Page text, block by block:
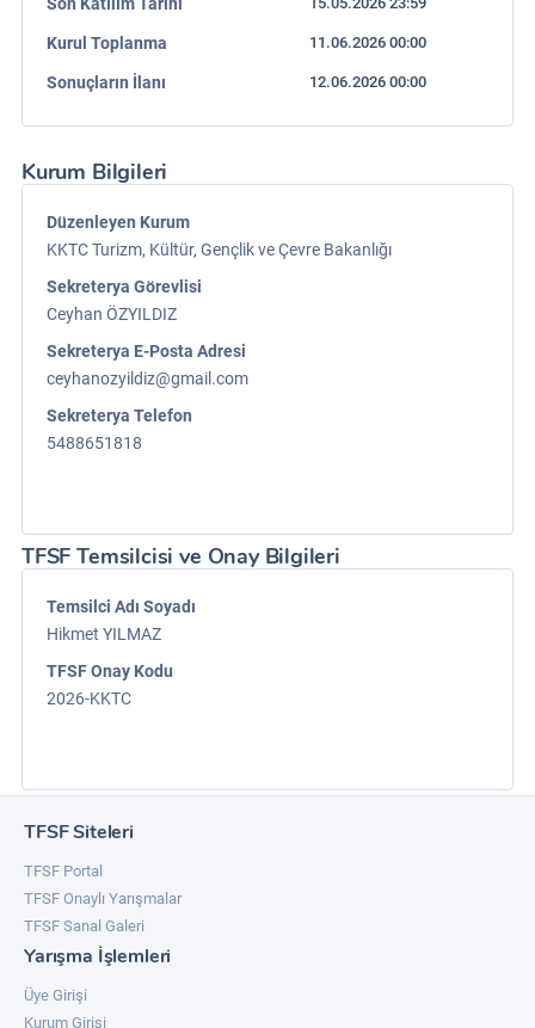
Son Katılım Tarihi
Kurul Toplanma 11.06.2026 00:00
Sonuçların İlanı 12.06.2026 00:00
Kurum Bilgileri
Düzenleyen Kurum
KKTC Turizm, Kültür, Gençlik ve Çevre Bakanlığı
Sekreterya Görevlisi
Ceyhan ÖZYILDIZ
Sekreterya E-Posta Adresi
ceyhanozyildiz@gmail.com
Sekreterya Telefon
5488651818
TFSF Temsilcisi ve Onay Bilgileri
Temsilci Adı Soyadı
Hikmet YILMAZ
TFSF Onay Kodu
2026-KKTC
TFSF Siteleri
TFSF Portal
TFSF Onaylı Yarışmalar
TFSF Sanal Galeri
Yarışma İşlemleri
Üye Girişi
Kurum Girişi